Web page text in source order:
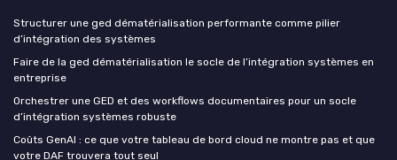
Structurer une ged dématérialisation performante comme pilier
d’intégration des systèmes
Faire de la ged dématérialisation le socle de l’intégration systèmes en
entreprise
Orchestrer une GED et des workflows documentaires pour un socle
d’intégration systèmes robuste
Coûts GenAI : ce que votre tableau de bord cloud ne montre pas et que
votre DAF trouvera tout seul